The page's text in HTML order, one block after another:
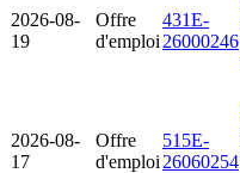
2026-08-
19
Offre
d'emploi
431E-
26000246
2026-08-
17
Offre
d'emploi
515E-
26060254